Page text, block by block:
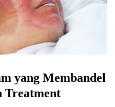
yang Membandel
Treatment